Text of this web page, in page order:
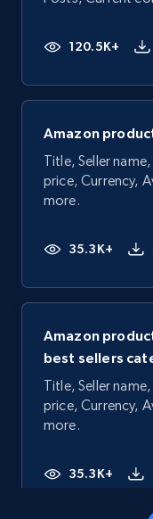
120.5K+
Amazon
Title, Seller
price, Currency,
more.
35.3K+
Amazon
best sellers
Title, Seller
price, Currency,
more.
35.3K+